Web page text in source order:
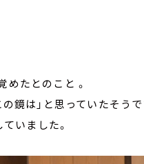
めたとのこと 。
は」と思っていたそうで
いました。